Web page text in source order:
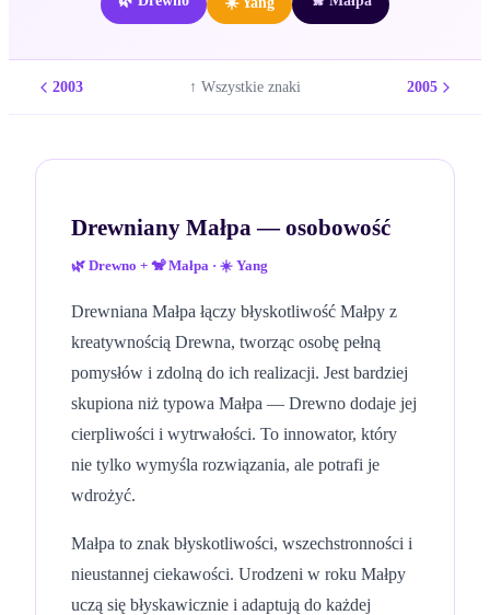
2003 ↑ Wszystkie znaki 2005
Drewniany Małpa — osobowość
🌿 Drewno + 🐒 Małpa · ☀️ Yang
Drewniana Małpa łączy błyskotliwość Małpy z
kreatywnością Drewna, tworząc osobę pełną
pomysłów i zdolną do ich realizacji. Jest bardziej
skupiona niż typowa Małpa — Drewno dodaje jej
cierpliwości i wytrwałości. To innowator, który
nie tylko wymyśla rozwiązania, ale potrafi je
wdrożyć.
Małpa to znak błyskotliwości, wszechstronności i
nieustannej ciekawości. Urodzeni w roku Małpy
uczą się błyskawicznie i adaptują do każdej